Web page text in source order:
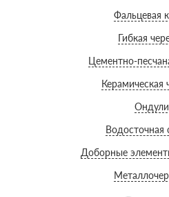
Фальцевая
Гибкая
Цементно-
Керамическая
Водосточная
Доборные